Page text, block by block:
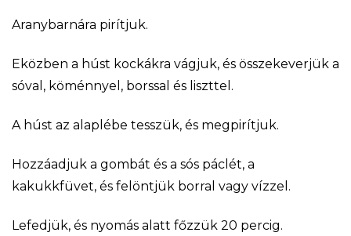
Aranybarnára pirítjuk.
Eközben a húst kockákra vágjuk, és összekeverjük a
sóval, köménnyel, borssal és liszttel.
A húst az alaplébe tesszük, és megpirítjuk.
Hozzáadjuk a gombát és a sós páclét, a
kakukkfüvet, és felöntjük borral vagy vízzel.
Lefedjük, és nyomás alatt főzzük 20 percig.